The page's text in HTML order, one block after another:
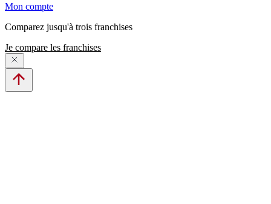
Mon compte
Comparez jusqu'à trois franchises
Je compare les franchises